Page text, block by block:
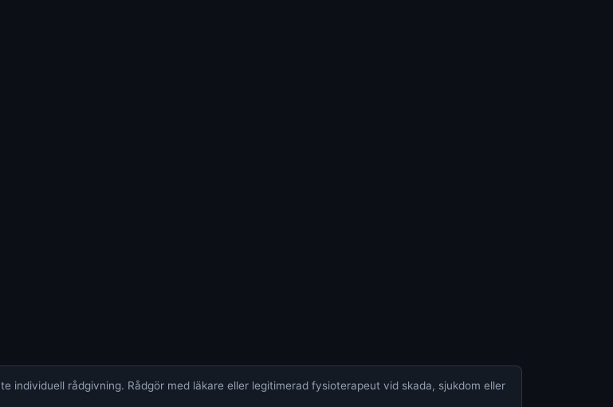
individuell rådgivning. Rådgör med läkare eller legitimerad fysioterapeut vid skada, sjukdom eller